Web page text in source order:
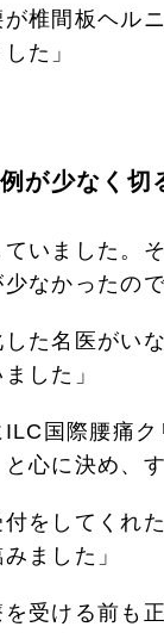
が椎間板ヘル
た」
が少なく切
ていました。
なかったの
した名医がい
した」
ILC国際腰痛
心に決め、
付をしてくれ
ました」
を受ける前も